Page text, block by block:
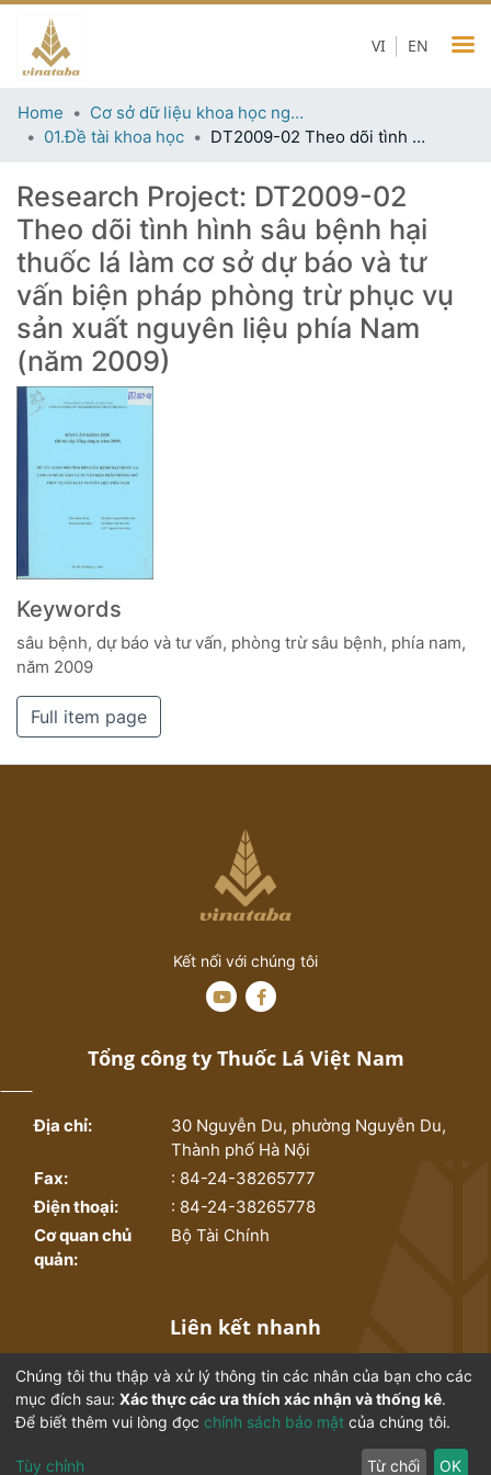
EN
VI
Home
Cơ sở dữ liệu khoa học ngành thuốc lá
01.Đề tài khoa học
DT2009-02 Theo dõi tình hình sâu bệnh hại thuốc lá làm cơ sở dự báo và tư vấn biện pháp phòng trừ phục vụ sản xuất nguyên liệu phía Nam (năm 2009)
Research Project: DT2009-02
Theo dõi tình hình sâu bệnh hại
thuốc lá làm cơ sở dự báo và tư
vấn biện pháp phòng trừ phục vụ
sản xuất nguyên liệu phía Nam
(năm 2009)
Keywords
sâu bệnh, dự báo và tư vấn, phòng trừ sâu bệnh, phía nam,
năm 2009
Full item page
Kết nối với chúng tôi
Tổng công ty Thuốc Lá Việt Nam
Địa chỉ:
30 Nguyễn Du, phường Nguyễn Du,
Thành phố Hà Nội
Fax:
: 84-24-38265777
Điện thoại:
: 84-24-38265778
Cơ quan chủ
quản:
Bộ Tài Chính
Liên kết nhanh
Trang chủ
Bộ sưu tập
Thống kê
Từ điển ngành thuốc lá
Chúng tôi thu thập và xử lý thông tin các nhân của bạn cho các
mục đích sau: Xác thực các ưa thích xác nhận và thống kê.
Để biết thêm vui lòng đọc chính sách bảo mật của chúng tôi.
Tùy chỉnh Từ chối OK